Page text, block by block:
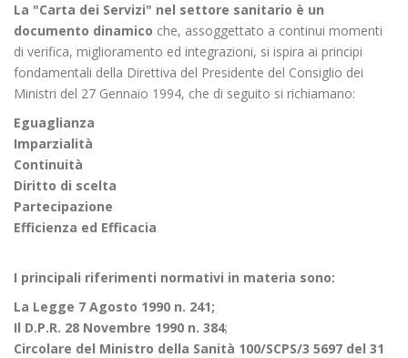
La "Carta dei Servizi" nel settore sanitario è un
documento dinamico che, assoggettato a continui momenti
di verifica, miglioramento ed integrazioni, si ispira ai principi
fondamentali della Direttiva del Presidente del Consiglio dei
Ministri del 27 Gennaio 1994, che di seguito si richiamano:
Eguaglianza
Imparzialità
Continuità
Diritto di scelta
Partecipazione
Efficienza ed Efficacia
I principali riferimenti normativi in materia sono:
La Legge 7 Agosto 1990 n. 241;
Il D.P.R. 28 Novembre 1990 n. 384;
Circolare del Ministro della Sanità 100/SCPS/3 5697 del 31